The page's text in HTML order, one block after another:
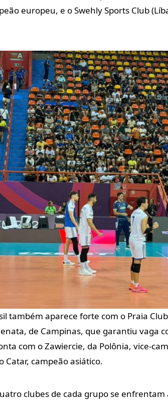
europeu, e o Swehly Sports Club
também aparece forte com o Praia
de Campinas, que garantiu vaga
com o Zawiercie, da Polônia, vice-
Catar, campeão asiático.
clubes de cada grupo se